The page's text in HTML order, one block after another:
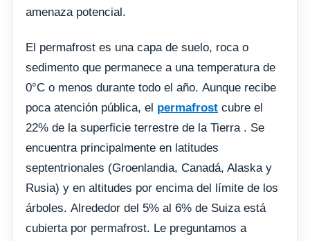
amenaza potencial.
El permafrost es una capa de suelo, roca o
sedimento que permanece a una temperatura de
0°C o menos durante todo el año. Aunque recibe
poca atención pública, el permafrost cubre el
22% de la superficie terrestre de la Tierra . Se
encuentra principalmente en latitudes
septentrionales (Groenlandia, Canadá, Alaska y
Rusia) y en altitudes por encima del límite de los
árboles. Alrededor del 5% al ​​6% de Suiza está
cubierta por permafrost. Le preguntamos a